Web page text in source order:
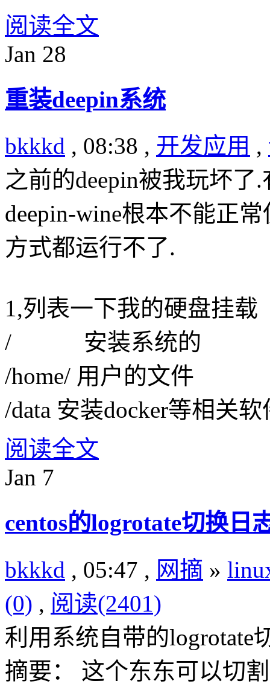
阅读全文
Jan 28
重装deepin系统
bkkkd , 08:38 , 开发应用 ,
之前的deepin被我玩坏
deepin-wine根本不能正
方式都运行不了.
1,列表一下我的硬盘挂载
/ 安装系统的
/home/ 用户的文件
/data 安装docker等相关软
阅读全文
Jan 7
centos的logrotate切换日
bkkkd , 05:47 , 网摘 »
(0) , 阅读(2401)
利用系统自带的logrotate
摘要： 这个东东可以切